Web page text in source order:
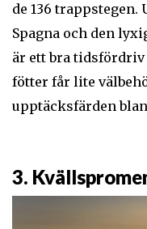
de 136
Spagna och den
är ett bra
fötter får lite
upptäcksfärden
3.